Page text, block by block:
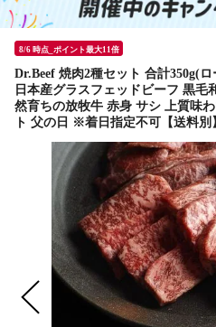
8/6 時点_ポイント最大11倍
Dr.Beef 焼肉2種セット 合計350g(
日本産グラスフェッドビーフ 黒毛
然育ちの放牧牛 赤身 サシ 上質味
ト 父の日 ※着日指定不可【送料別